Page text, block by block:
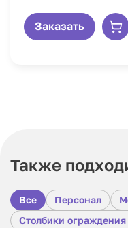
Заказать
Также
Все Персонал
Столбики ограждения